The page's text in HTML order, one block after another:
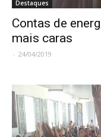
Destaques
Contas de
mais caras
- 24/04/2019